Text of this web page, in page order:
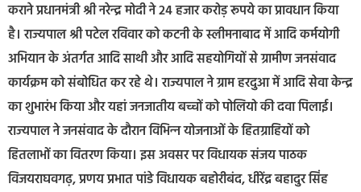
कराने प्रधानमंत्री श्री नरेन्द्र मोदी ने 24 हजार करोड़ रूपये का प्रावधान किया
है। राज्यपाल श्री पटेल रविवार को कटनी के स्लीमनाबाद में आदि कर्मयोगी
अभियान के अंतर्गत आदि साथी और आदि सहयोगियों से ग्रामीण जनसंवाद
कार्यक्रम को संबोधित कर रहे थे। राज्यपाल ने ग्राम हरदुआ में आदि सेवा केन्द्र
का शुभारंभ किया और यहां जनजातीय बच्चों को पोलियो की दवा पिलाई।
राज्‍यपाल ने जनसंवाद के दौरान विभिन्‍न योजनाओं के हितग्राहियों को
हितलाभों का वितरण किया। इस अवसर पर विधायक संजय पाठक
विजयराघवगढ़, प्रणय प्रभात पांडे विधायक बहोरीबंद, धीरेंद्र बहादुर सिंह